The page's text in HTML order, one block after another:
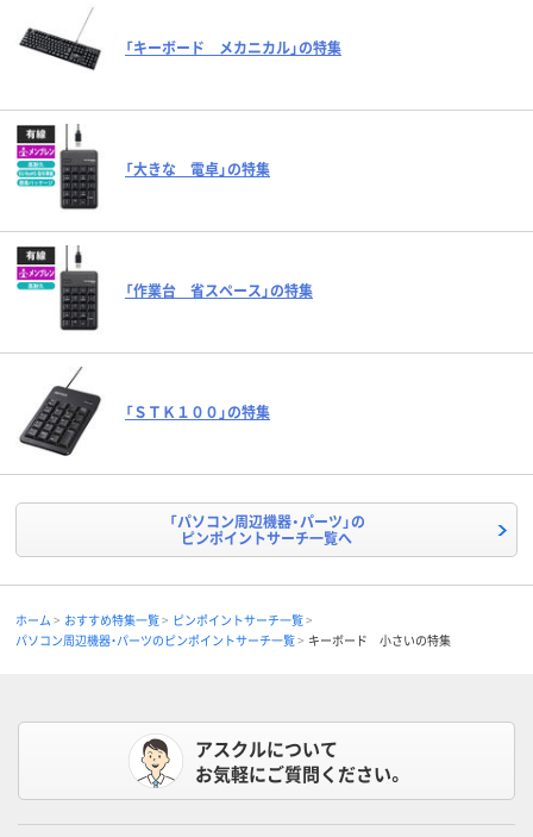
「キーボード メカニカル」の特集
「大きな 電卓」の特集
「作業台 省スペース」の特集
「ＳＴＫ１００」の特集
「パソコン周辺機器・パーツ」の
ピンポイントサーチ一覧へ
ホーム おすすめ特集一覧
ピンポイントサーチ一覧
パソコン周辺機器・パーツのピンポイントサーチ一覧
キーボード 小さいの特集
アスクルについて
お気軽にご質問ください。